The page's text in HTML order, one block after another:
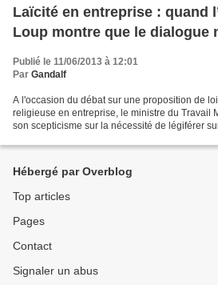
Laïcité en entreprise : quand
Loup montre que le dialogue
Publié le 11/06/2013 à 12:01
Par Gandalf
A l'occasion du débat sur une proposition de
religieuse en entreprise, le ministre du Travail
son scepticisme sur la nécessité de légiférer
Hébergé par Overblog
Top articles
Pages
Contact
Signaler un abus